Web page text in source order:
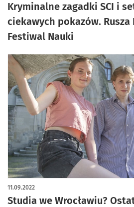
Kryminalne zagadki SCI i
ciekawych pokazów.
Festiwal Nauki
Studia we Wrocławiu?
11.09.2022